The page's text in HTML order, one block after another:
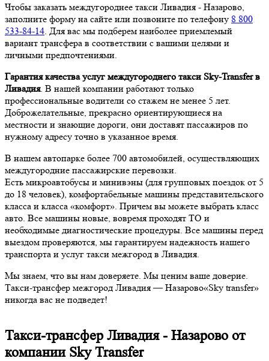
Чтобы заказать междугороднее такси Ливадия - Назарово,
заполните форму на сайте или позвоните по телефону 8 800
533-84-14. Для вас мы подберем наиболее приемлемый
вариант трансфера в соответствии с вашими целями и
личными предпочтениями.
Гарантия качества услуг междугороднего такси Sky-Transfer в
Ливадия. В нашей компании работают только
профессиональные водители со стажем не менее 5 лет.
Доброжелательные, прекрасно ориентирующиеся на
местности и знающие дороги, они доставят пассажиров по
нужному адресу точно в указанное время.
В нашем автопарке более 700 автомобилей, осуществляющих
междугородние пассажирские перевозки.
Есть микроавтобусы и минивэны (для групповых поездок от 5
до 18 человек), комфортабельные машины представительского
класса и класса «комфорт». Причем вы можете выбрать класс
авто. Все машины новые, вовремя проходят ТО и
необходимые диагностические процедуры. Все машины перед
выездом проверяются, мы гарантируем надежность нашего
транспорта и услуг такси межгород в Ливадия.
Мы знаем, что вы нам доверяете. Мы ценим ваше доверие.
Такси-трансфер межгород Ливадия — Назарово«Sky transfer»
никогда вас не подведет!
Такси-трансфер Ливадия - Назарово от
компании Sky Transfer